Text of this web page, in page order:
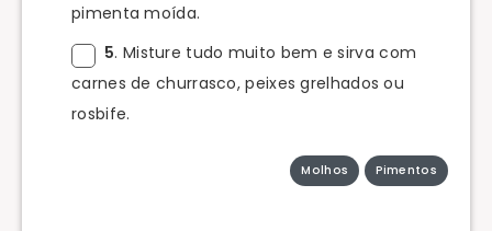
pimenta moída.
5. Misture tudo muito bem e sirva com
carnes de churrasco, peixes grelhados ou
rosbife.
Molhos Pimentos